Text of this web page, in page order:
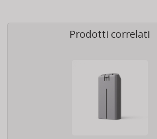
Prodotti correlati